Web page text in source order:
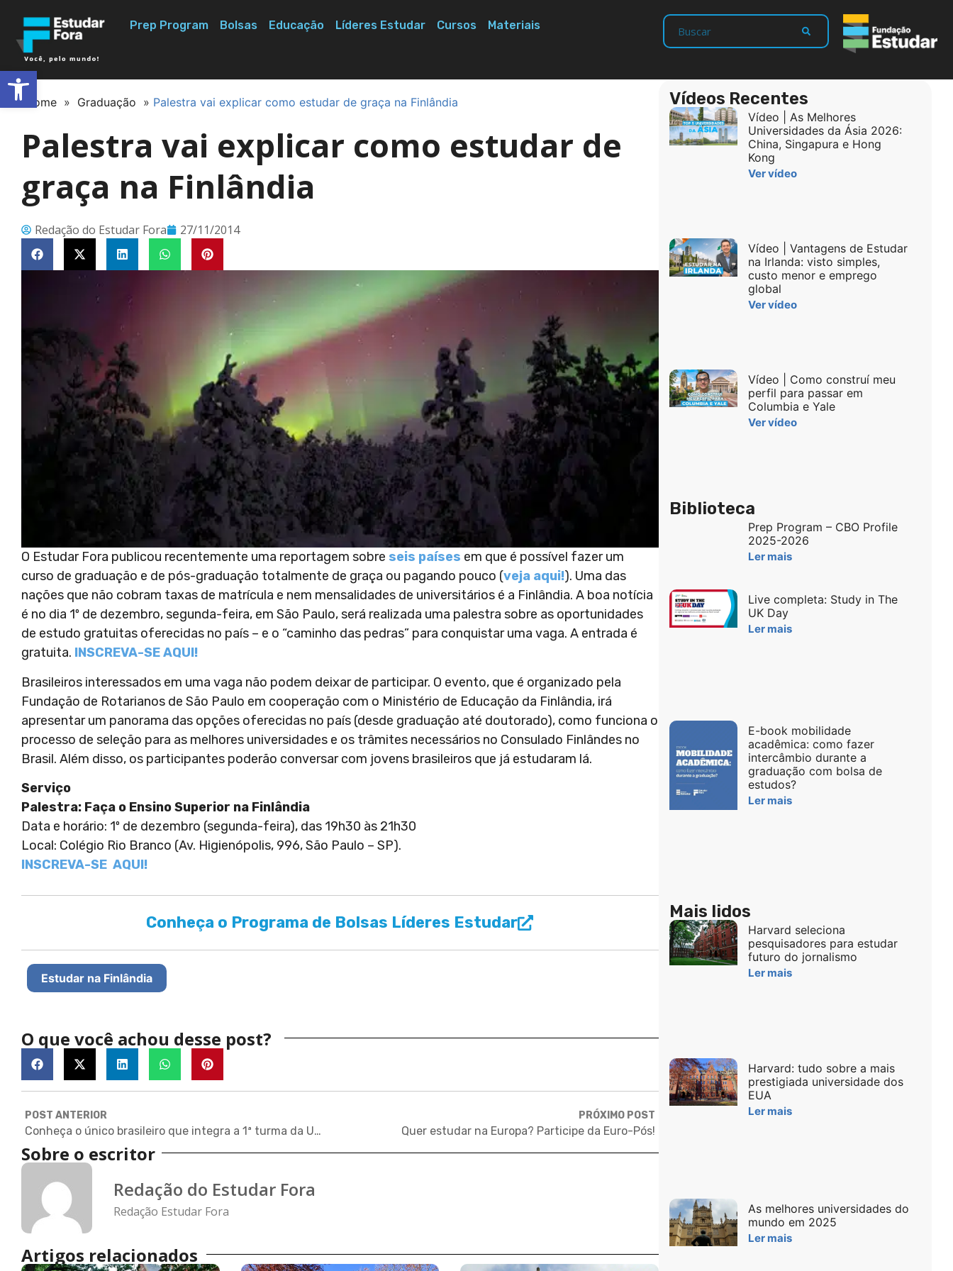
Prep Program Bolsas Educação Líderes Estudar Cursos Materiais
Home » Graduação » Palestra vai explicar como estudar de graça na Finlândia
Palestra vai explicar como estudar de
graça na Finlândia
Redação do Estudar Fora 27/11/2014
O Estudar Fora publicou recentemente uma reportagem sobre seis países em que é possível fazer um
curso de graduação e de pós-graduação totalmente de graça ou pagando pouco (veja aqui!). Uma das
nações que não cobram taxas de matrícula e nem mensalidades de universitários é a Finlândia. A boa notícia
é no dia 1º de dezembro, segunda-feira, em São Paulo, será realizada uma palestra sobre as oportunidades
de estudo gratuitas oferecidas no país – e o “caminho das pedras” para conquistar uma vaga. A entrada é
gratuita. INSCREVA-SE AQUI!
Brasileiros interessados em uma vaga não podem deixar de participar. O evento, que é organizado pela
Fundação de Rotarianos de São Paulo em cooperação com o Ministério de Educação da Finlândia, irá
apresentar um panorama das opções oferecidas no país (desde graduação até doutorado), como funciona o
processo de seleção para as melhores universidades e os trâmites necessários no Consulado Finlândes no
Brasil. Além disso, os participantes poderão conversar com jovens brasileiros que já estudaram lá.
Serviço
Palestra: Faça o Ensino Superior na Finlândia
Data e horário: 1º de dezembro (segunda-feira), das 19h30 às 21h30
Local: Colégio Rio Branco (Av. Higienópolis, 996, São Paulo – SP).
INSCREVA-SE AQUI!
Conheça o Programa de Bolsas Líderes Estudar
Estudar na Finlândia
O que você achou desse post?
POST ANTERIOR
Conheça o único brasileiro que integra a 1ª turma da Universidade Minerva
PRÓXIMO POST
Quer estudar na Europa? Participe da Euro-Pós!
Sobre o escritor
Redação do Estudar Fora
Redação Estudar Fora
Artigos relacionados
Vídeos Recentes
Vídeo | As Melhores
Universidades da Ásia 2026:
China, Singapura e Hong
Kong
Ver vídeo
Vídeo | Vantagens de Estudar
na Irlanda: visto simples,
custo menor e emprego
global
Ver vídeo
Vídeo | Como construí meu
perfil para passar em
Columbia e Yale
Ver vídeo
Biblioteca
Prep Program – CBO Profile
2025-2026
Ler mais
Live completa: Study in The
UK Day
Ler mais
E-book mobilidade
acadêmica: como fazer
intercâmbio durante a
graduação com bolsa de
estudos?
Ler mais
Mais lidos
Harvard seleciona
pesquisadores para estudar
futuro do jornalismo
Ler mais
Harvard: tudo sobre a mais
prestigiada universidade dos
EUA
Ler mais
As melhores universidades do
mundo em 2025
Ler mais
Abrir a barra de ferramentas